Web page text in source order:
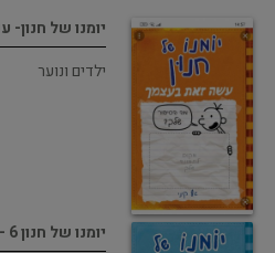
יומנו של
ילדים ונוער
יומנו של חנון 6 - מכת קור